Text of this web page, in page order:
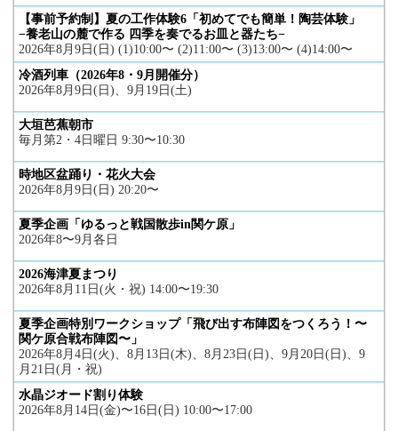
【事前予約制】夏の工作体験6「初めてでも簡単！陶芸体験」
−養老山の麓で作る 四季を奏でるお皿と器たち−
2026年8月9日(日) (1)10:00〜 (2)11:00〜 (3)13:00〜 (4)14:00〜
冷酒列車（2026年8・9月開催分）
2026年8月9日(日)、9月19日(土)
大垣芭蕉朝市
毎月第2・4日曜日 9:30〜10:30
時地区盆踊り・花火大会
2026年8月9日(日) 20:20〜
夏季企画「ゆるっと戦国散歩in関ケ原」
2026年8〜9月各日
2026海津夏まつり
2026年8月11日(火・祝) 14:00〜19:30
夏季企画特別ワークショップ「飛び出す布陣図をつくろう！〜
関ケ原合戦布陣図〜」
2026年8月4日(火)、8月13日(木)、8月23日(日)、9月20日(日)、9
月21日(月・祝)
水晶ジオード割り体験
2026年8月14日(金)〜16日(日) 10:00〜17:00